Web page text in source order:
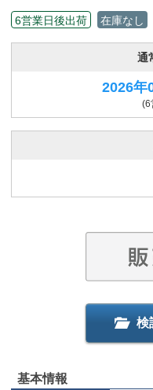
6営業日後出荷 在庫なし
通
2026年
(6
検
基本情報